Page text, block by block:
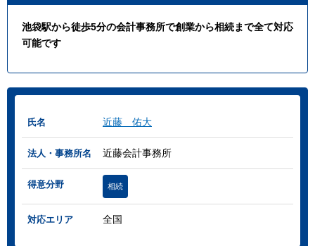
池袋駅から徒歩5分の会計事務所で創業から相続まで全て対応
可能です
氏名 近藤 佑大
法人・事務所名 近藤会計事務所
得意分野 相続
対応エリア 全国